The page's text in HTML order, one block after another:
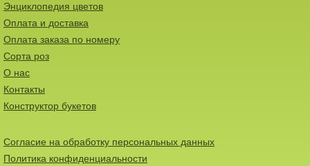
Энциклопедия цветов
Оплата и доставка
Оплата заказа по номеру
Сорта роз
О нас
Контакты
Конструктор букетов
Согласие на обработку персональных данных
Политика конфиденциальности